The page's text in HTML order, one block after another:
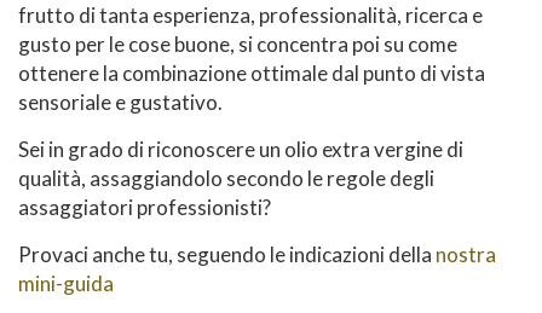
frutto di tanta esperienza, professionalità, ricerca e
gusto per le cose buone, si concentra poi su come
ottenere la combinazione ottimale dal punto di vista
sensoriale e gustativo.
Sei in grado di riconoscere un olio extra vergine di
qualità, assaggiandolo secondo le regole degli
assaggiatori professionisti?
Provaci anche tu, seguendo le indicazioni della nostra
mini-guida